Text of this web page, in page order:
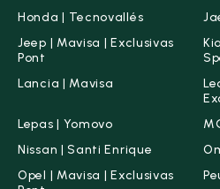
(0)
2 Plazas
(16)
4-5 Plazas
Capacidad del maletero
Desde
Honda | Tecnovallés
Jeep | Mavisa | Exclusivas
Pont
Lancia | Mavisa
Lepas | Yomovo
Nissan | Santi Enrique
Opel | Mavisa | Exclusivas